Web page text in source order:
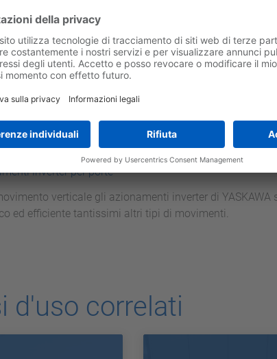
e funzioni rendono il L1000V la scelta
degli ascensori con vano macchine che non
Inoltre, riduce i costi di esercizio dell’ascensore
innovativa per ascensori idraulici con caratteristiche
ed una valvola EV4 di Blain Hydraulics garantisce una
inverter per porte
verticale gli azionamenti inverter di
ed efficiente tantissimi altri tipi di movimenti.
d'uso correlati